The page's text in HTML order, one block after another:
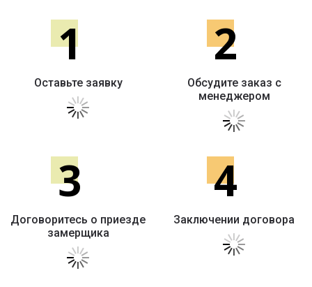
1
Оставьте заявку
2
Обсудите заказ с
менеджером
3
Договоритесь о приезде
замерщика
4
Заключении договора